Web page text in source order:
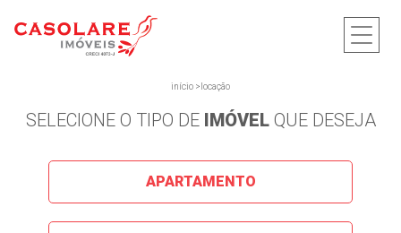
início > locação
SELECIONE O TIPO DE IMÓVELQUE DESEJA
APARTAMENTO